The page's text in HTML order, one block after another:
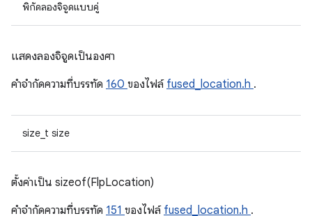
พิกัดลองจิจูดแบบคู่
แสดงลองจิจูดเป็นองศา
คําจํากัดความที่บรรทัด 160 ของไฟล์ fused_location.h .
size_t size
ตั้งค่าเป็น sizeof(FlpLocation)
คําจํากัดความที่บรรทัด 151 ของไฟล์ fused_location.h .